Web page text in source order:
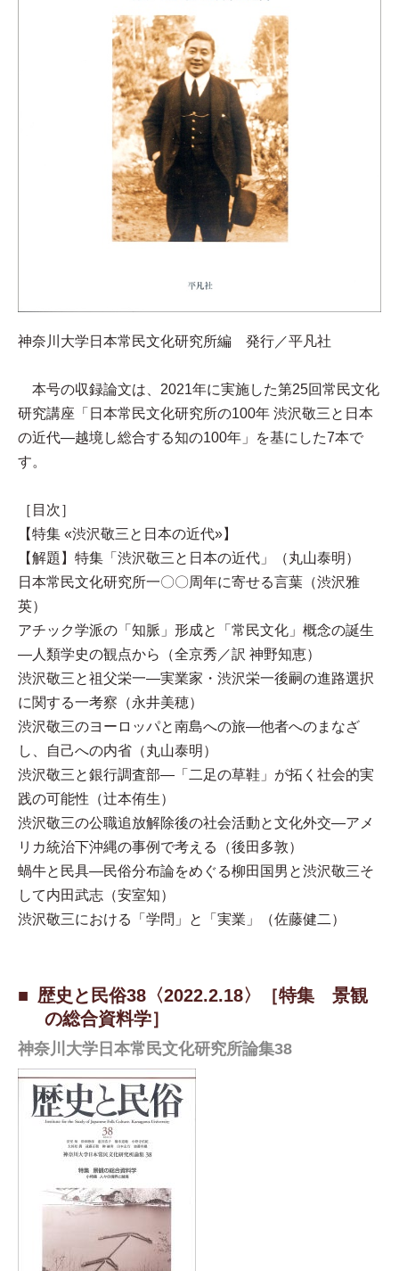
神奈川大学日本常民文化研究所編 発行／平凡社
本号の収録論文は、2021年に実施した第25回常民文化
研究講座「日本常民文化研究所の100年 渋沢敬三と日本
の近代—越境し総合する知の100年」を基にした7本で
す。
［目次］
【特集 «渋沢敬三と日本の近代»】
【解題】特集「渋沢敬三と日本の近代」（丸山泰明）
日本常民文化研究所一〇〇周年に寄せる言葉（渋沢雅
英）
アチック学派の「知脈」形成と「常民文化」概念の誕生
—人類学史の観点から（全京秀／訳 神野知恵）
渋沢敬三と祖父栄一—実業家・渋沢栄一後嗣の進路選択
に関する一考察（永井美穂）
渋沢敬三のヨーロッパと南島への旅—他者へのまなざ
し、自己への内省（丸山泰明）
渋沢敬三と銀行調査部—「二足の草鞋」が拓く社会的実
践の可能性（辻󠄀本侑生）
渋沢敬三の公職追放解除後の社会活動と文化外交—アメ
リカ統治下沖縄の事例で考える（後田多敦）
蝸牛と民具—民俗分布論をめぐる柳田国男と渋沢敬三そ
して内田武志（安室知）
渋沢敬三における「学問」と「実業」（佐藤健二）
歴史と民俗38〈2022.2.18〉［特集 景観
の総合資料学］
神奈川大学日本常民文化研究所論集38